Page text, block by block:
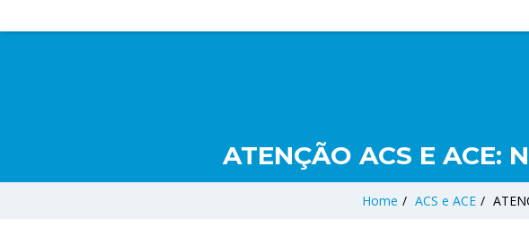
ATENÇÃO ACS E ACE:
Home / ACS e ACE /